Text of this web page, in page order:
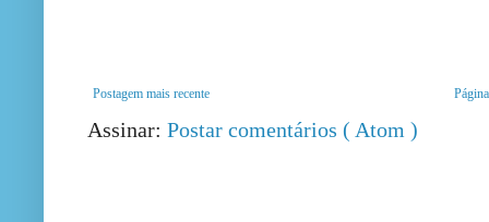
Postagem mais recente
Assinar: Postar comentários ( Atom )